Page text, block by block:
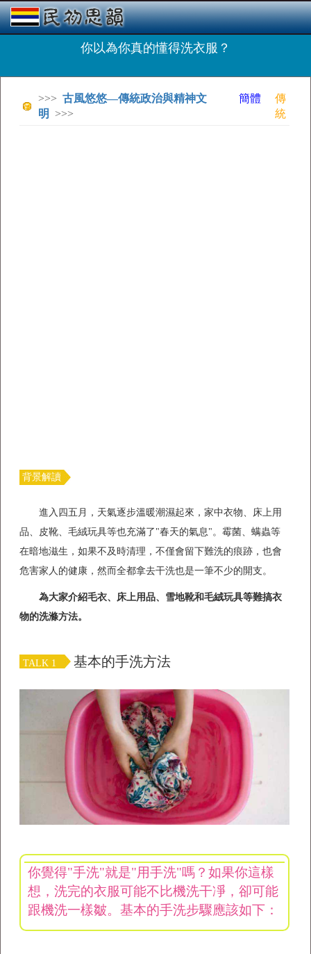
你以為你真的懂得洗衣服？
>>> 古風悠悠—傳統政治與精神文
明
>>>
簡體
傳
統
背景解讀
進入四五月，天氣逐步溫暖潮濕起來，家中衣物、床上用
品、皮靴、毛絨玩具等也充滿了"春天的氣息"。霉菌、螨蟲等
在暗地滋生，如果不及時清理，不僅會留下難洗的痕跡，也會
危害家人的健康，然而全都拿去干洗也是一筆不少的開支。
為大家介紹毛衣、床上用品、雪地靴和毛絨玩具等難搞衣
物的洗滌方法。
TALK 1 基本的手洗方法
你覺得"手洗"就是"用手洗"嗎？如果你這樣
想，洗完的衣服可能不比機洗干凈，卻可能
跟機洗一樣皺。基本的手洗步驟應該如下：